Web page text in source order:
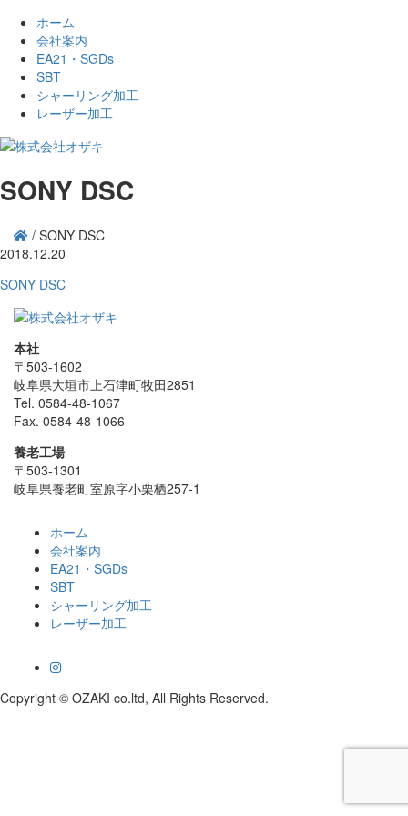
ホーム
会社案内
EA21・SGDs
SBT
シャーリング加工
レーザー加工
SONY DSC
/ SONY DSC
2018.12.20
SONY DSC
本社
〒503-1602
岐阜県大垣市上石津町牧田2851
Tel. 0584-48-1067
Fax. 0584-48-1066
養老工場
〒503-1301
岐阜県養老町室原字小栗栖257-1
ホーム
会社案内
EA21・SGDs
SBT
シャーリング加工
レーザー加工
Copyright © OZAKI co.ltd, All Rights Reserved.